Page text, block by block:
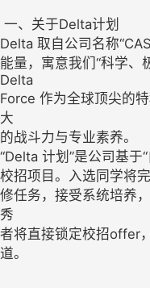
一、关于Delta计划
Delta 取自公司名称
能量，寓意我们“科学、
Delta
Force 作为全球顶尖的
大
的战斗力与专业素养。
“Delta 计划”是公司基于
校招项目。入选同学将
修任务，接受系统培养
秀
者将直接锁定校招offer
道。